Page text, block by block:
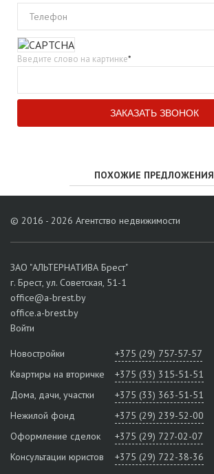
Телефон
Введите слово на картинке*
ПОХОЖИЕ ПРЕДЛОЖЕНИЯ
© 2016 - 2026 Агентство недвижимости
ЗАО "АЛЬТЕРНАТИВА Брест"
г. Брест, ул. Советская, 51-1
office@a-brest.by
office.a-brest.by
Войти
Новостройки
+375 (29) 757-57-57
Квартиры на вторичке
+375 (33) 315-51-51
Дома, дачи, участки
+375 (33) 363-51-51
Нежилой фонд
+375 (29) 239-52-00
Оформление сделок
+375 (29) 727-02-07
Консультации юристов
+375 (29) 722-38-36